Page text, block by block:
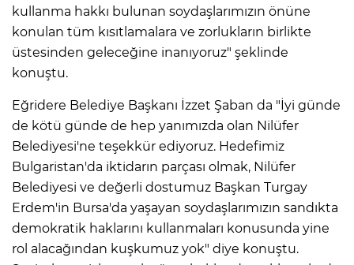
kullanma hakkı bulunan soydaşlarımızın önüne
konulan tüm kısıtlamalara ve zorlukların birlikte
üstesinden geleceğine inanıyoruz" şeklinde
konuştu.
Eğridere Belediye Başkanı İzzet Şaban da "İyi günde
de kötü günde de hep yanımızda olan Nilüfer
Belediyesi'ne teşekkür ediyoruz. Hedefimiz
Bulgaristan'da iktidarın parçası olmak, Nilüfer
Belediyesi ve değerli dostumuz Başkan Turgay
Erdem'in Bursa'da yaşayan soydaşlarımızın sandıkta
demokratik haklarını kullanmaları konusunda yine
rol alacağından kuşkumuz yok" diye konuştu.